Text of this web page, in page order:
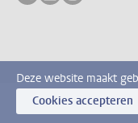
Deze website maakt
Cookies accepteren